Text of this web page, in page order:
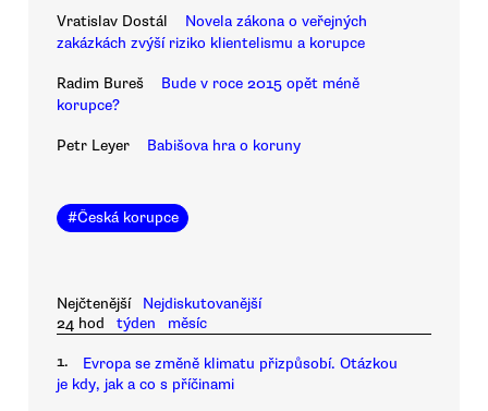
Vratislav Dostál
Novela zákona o veřejných
zakázkách zvýší riziko klientelismu a korupce
Radim Bureš
Bude v roce 2015 opět méně
korupce?
Petr Leyer Babišova hra o koruny
#Česká korupce
Nejčtenější
Nejdiskutovanější
24 hod
týden měsíc
1.
Evropa se změně klimatu přizpůsobí. Otázkou
je kdy, jak a co s příčinami